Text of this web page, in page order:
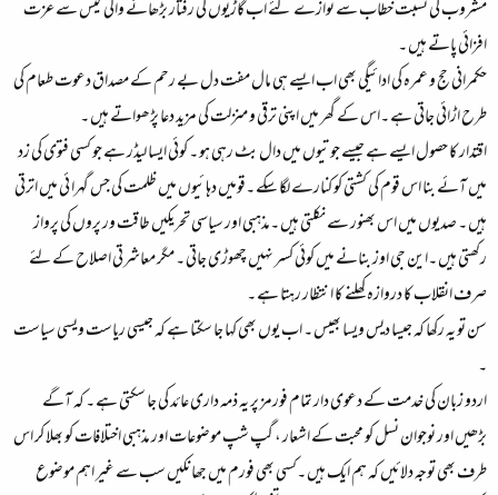
مشروب کی نسبت خطاب سے نوازے گئے اب گاڑیوں کی رفتار بڑھانے والی گیس سے عزت
افزائی پاتے ہیں ۔
حکمرانی حج و عمرہ کی ادائیگی بھی اب ایسے ہی مال مفت دل بے رحم کے مصداق دعوت طعام کی
طرح اڑائی جاتی ہے ۔اس کے گھر میں اپنی ترقی و منزلت کی مزید دعا پڑھواتے ہیں ۔
اقتدار کا حصول ایسے ہے جیسے جوتیوں میں دال بٹ رہی ہو ۔ کوئی ایسا لیڈر ہے جو کسی فتوی کی زد
میں آئے بنا اس قوم کی کشتی کو کنارے لگا سکے ۔قومیں دہائیوں میں ظلمت کی جس گہرا ئی میں اترتی
ہیں ۔ صدیوں میں اس بھنور سے نکلتی ہیں ۔مذہبی اور سیاسی تحریکیں طاقت ور پروں کی پرواز
رکھتی ہیں ۔این جی اوز بنانے میں کوئی کسر نہیں چھوڑی جاتی ۔ مگر معاشرتی اصلاح کے لئے
صرف انقلاب کا دروازہ کھلنے کا انتظار رہتا ہے ۔
سن تو یہ رکھا کہ جیسا دیس ویسا بھیس ۔ اب یوں بھی کہا جا سکتا ہے کہ جیسی ریاست ویسی سیاست
۔
اردو زبان کی خدمت کے دعوی دار تمام فورمز پر یہ ذمہ داری عائد کی جا سکتی ہے ۔ کہ آگے
بڑھیں اور نوجوان نسل کو محبت کے اشعار ، گپ شپ موضوعات اور مذہبی اختلافات کو بھلا کر اس
طرف بھی توجہ دلائیں کہ ہم ایک ہیں ۔کسی بھی فورم میں جھانکیں سب سے غیر اہم موضوع